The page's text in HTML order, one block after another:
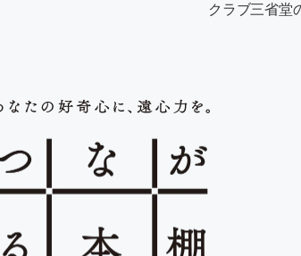
クラブ三省堂